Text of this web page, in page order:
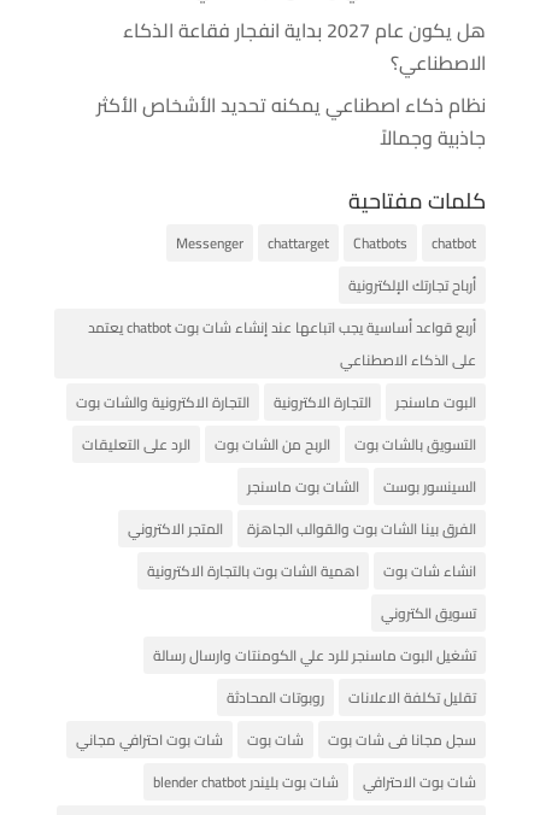
هل يكون عام 2027 بداية انفجار فقاعة الذكاء
الاصطناعي؟
نظام ذكاء اصطناعي يمكنه تحديد الأشخاص الأكثر
جاذبية وجمالاً
كلمات مفتاحية
chatbot
Chatbots
chattarget
Messenger
أرباح تجارتك الإلكترونية
أربع قواعد أساسية يجب اتباعها عند إنشاء شات بوت chatbot يعتمد
على الذكاء الاصطناعي
البوت ماسنجر
التجارة الاكترونية
التجارة الاكترونية والشات بوت
التسويق بالشات بوت
الربح من الشات بوت
الرد على التعليقات
السينسور بوست
الشات بوت ماسنجر
الفرق بينا الشات بوت والقوالب الجاهزة
المتجر الاكتروني
انشاء شات بوت
اهمية الشات بوت بالتجارة الاكترونية
تسويق الكتروني
تشغيل البوت ماسنجر للرد علي الكومنتات وارسال رسالة
تقليل تكلفة الاعلانات
روبوتات المحادثة
سجل مجانا فى شات بوت
شات بوت
شات بوت احترافي مجاني
شات بوت الاحترافي
شات بوت بليندر blender chatbot